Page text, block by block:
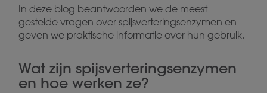
In deze blog beantwoorden we de meest
gestelde vragen over spijsverteringsenzymen en
geven we praktische informatie over hun gebruik.
Wat zijn spijsverteringsenzymen
en hoe werken ze?